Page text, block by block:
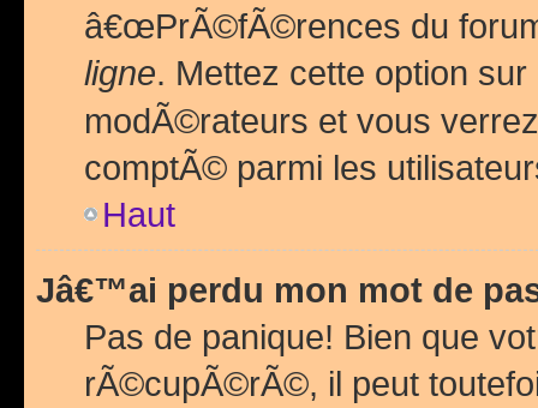
â€œPrÃ©fÃ©rences du
ligne. Mettez cette option sur
modÃ©rateurs et vous
comptÃ© parmi les
Haut
Jâ€™ai perdu mon mot de
Pas de panique! Bien que
rÃ©cupÃ©rÃ©, il peut